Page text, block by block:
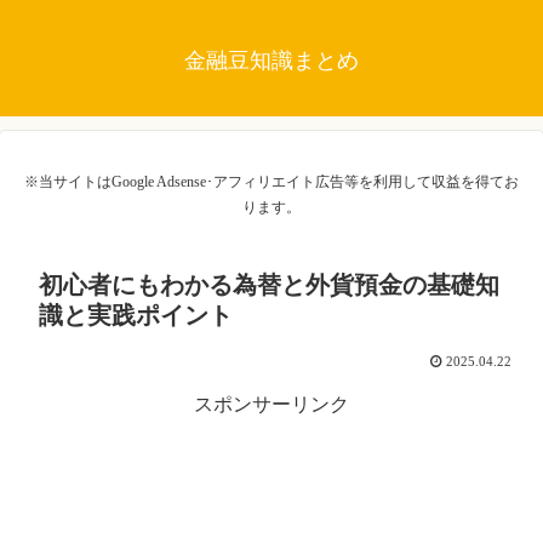
金融豆知識まとめ
※当サイトはGoogle Adsense･アフィリエイト広告等を利用して収益を得てお
ります。
初心者にもわかる為替と外貨預金の基礎知
識と実践ポイント
2025.04.22
スポンサーリンク